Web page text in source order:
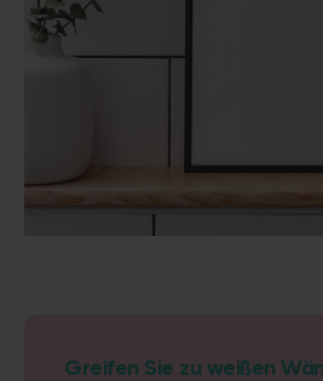
Greifen Sie zu weißen